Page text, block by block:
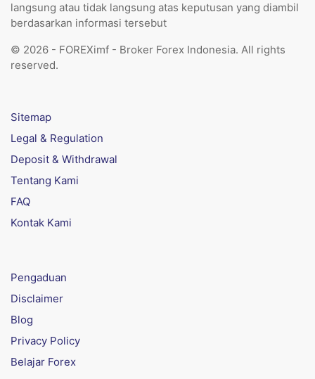
langsung atau tidak langsung atas keputusan yang diambil
berdasarkan informasi tersebut
© 2026 - FOREXimf - Broker Forex Indonesia. All rights
reserved.
Sitemap
Legal & Regulation
Deposit & Withdrawal
Tentang Kami
FAQ
Kontak Kami
Pengaduan
Disclaimer
Blog
Privacy Policy
Belajar Forex